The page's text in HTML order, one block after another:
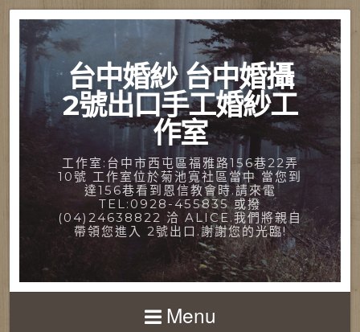
台中婚紗 台中婚攝
2號出口手工婚紗工
作室
工作室:台中市西屯區福雅路156巷22弄
10號 工作室位於菊池寬社區當中 當您到
達156巷看到恩信教會時.請來電
TEL:0928-455835 或撥
(04)24638822 洽 ALICE.我們將親自
帶領您進入 2號出口.謝謝您的光臨!
Menu